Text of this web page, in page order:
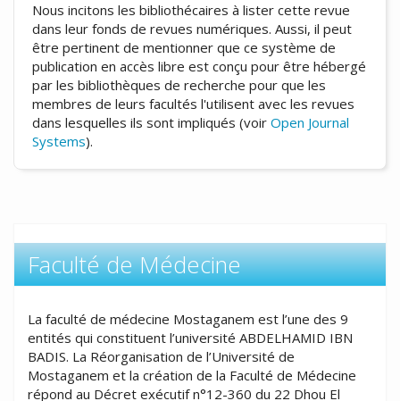
Nous incitons les bibliothécaires à lister cette revue
dans leur fonds de revues numériques. Aussi, il peut
être pertinent de mentionner que ce système de
publication en accès libre est conçu pour être hébergé
par les bibliothèques de recherche pour que les
membres de leurs facultés l'utilisent avec les revues
dans lesquelles ils sont impliqués (voir Open Journal
Systems).
Faculté de Médecine
La faculté de médecine Mostaganem est l’une des 9
entités qui constituent l’université ABDELHAMID IBN
BADIS. La Réorganisation de l’Université de
Mostaganem et la création de la Faculté de Médecine
répond au Décret exécutif n°12-360 du 22 Dhou El